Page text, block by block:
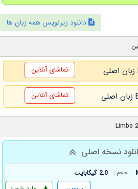
دانلود زیرنویس همه زبان ها
تماشای آنلاین
تماشای آنلاین
نسخه اصلی
حجم : 2.0 گیگابایت